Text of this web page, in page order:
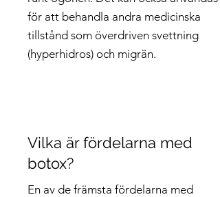
för att behandla andra medicinska
tillstånd som överdriven svettning
(hyperhidros) och migrän.
Vilka är fördelarna med
botox?
En av de främsta fördelarna med